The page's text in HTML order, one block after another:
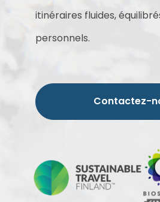
itinéraires fluides,
personnels.
Contactez-